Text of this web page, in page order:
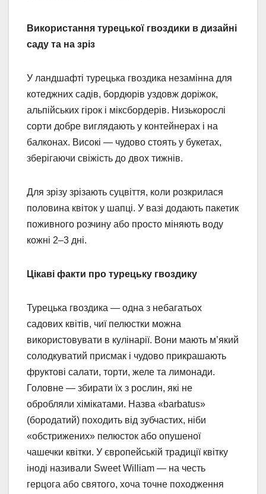
Використання турецької гвоздики в дизайні
саду та на зріз
У ландшафті турецька гвоздика незамінна для
котеджних садів, бордюрів уздовж доріжок,
альпійських гірок і міксбордерів. Низькорослі
сорти добре виглядають у контейнерах і на
балконах. Високі — чудово стоять у букетах,
зберігаючи свіжість до двох тижнів.
Для зрізу зрізають суцвіття, коли розкрилася
половина квіток у шапці. У вазі додають пакетик
поживного розчину або просто міняють воду
кожні 2–3 дні.
Цікаві факти про турецьку гвоздику
Турецька гвоздика — одна з небагатьох
садових квітів, чиї пелюстки можна
використовувати в кулінарії. Вони мають м’який
солодкуватий присмак і чудово прикрашають
фруктові салати, торти, желе та лимонади.
Головне — збирати їх з рослин, які не
обробляли хімікатами. Назва «barbatus»
(бородатий) походить від зубчастих, ніби
«обстрижених» пелюсток або опушеної
чашечки квітки. У європейській традиції квітку
іноді називали Sweet William — на честь
герцога або святого, хоча точне походження